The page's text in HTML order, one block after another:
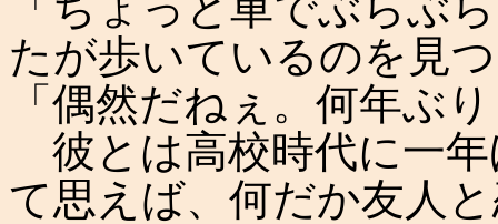
たが歩いているのを見
「偶然だねぇ。何年ぶ
彼とは高校時代に一
て思えば、何だか友人